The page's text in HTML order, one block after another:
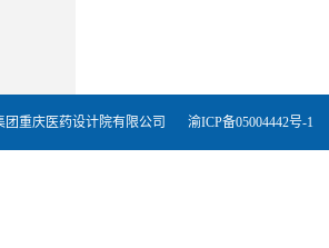
团重庆医药设计院有限公司 渝ICP备05004442号-1